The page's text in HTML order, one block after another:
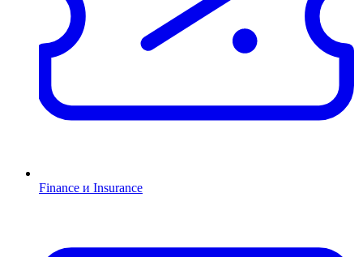
Finance и Insurance